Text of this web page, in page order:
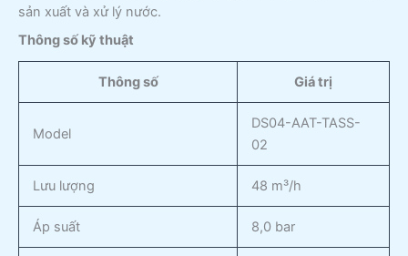
sản xuất và xử lý nước.
Thông số kỹ thuật
Thông số Giá trị
Model
DS04-AAT-TASS-
02
Lưu lượng 48 m³/h
Áp suất 8,0 bar